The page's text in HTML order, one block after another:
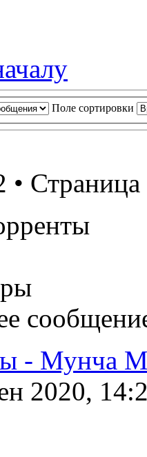
Поле сортировки
Страница
- Мунча
2020,